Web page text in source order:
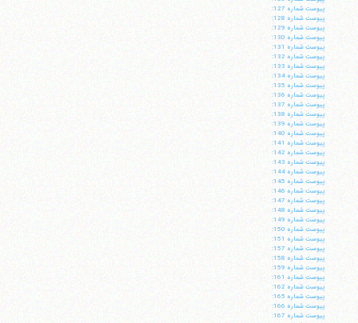
پيوست شماره 127:
پيوست شماره 128:
پيوست شماره 129:
پيوست شماره 130:
پيوست شماره 131:
پيوست شماره 132:
پيوست شماره 133:
پيوست شماره 134:
پيوست شماره 135:
پيوست شماره 136:
پيوست شماره 137:
پيوست شماره 138:
پيوست شماره 139:
پيوست شماره 140:
پيوست شماره 141:
پيوست شماره 142:
پيوست شماره 143:
پيوست شماره 144:
پيوست شماره 145:
پيوست شماره 146:
پيوست شماره 147:
پيوست شماره 148:
پيوست شماره 149:
پيوست شماره 150:
پيوست شماره 151:
پيوست شماره 157:
پيوست شماره 158:
پيوست شماره 159:
پيوست شماره 161:
پيوست شماره 162:
پيوست شماره 165:
پيوست شماره 166:
پيوست شماره 167: